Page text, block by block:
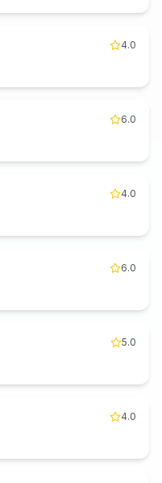
4.0
6.0
4.0
6.0
5.0
4.0